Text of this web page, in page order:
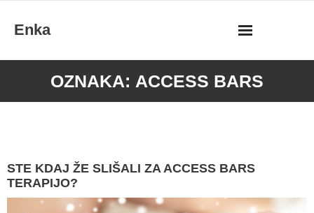
Enka
OZNAKA: ACCESS BARS
STE KDAJ ŽE SLIŠALI ZA ACCESS BARS
TERAPIJO?